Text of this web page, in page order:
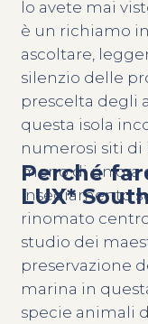
Perché
LUX*
lo avete mai
è un richiamo
ascoltare,
silenzio delle
prescelta degli
questa isola
numerosi siti
meno di un’ora
insediamento
rinomato
studio dei
preservazione
marina in
specie animali